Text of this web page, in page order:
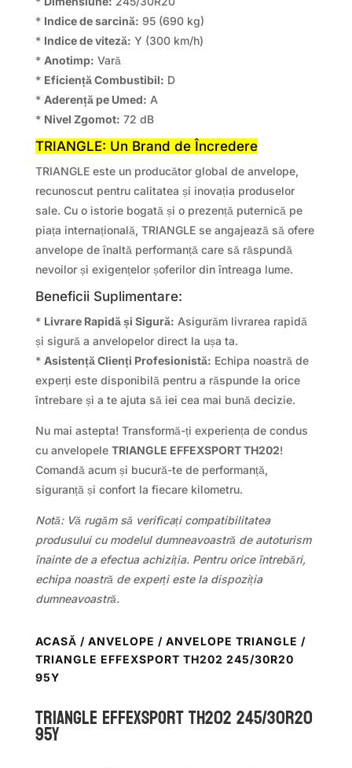
* Indice de sarcină: 95 (690 kg)
* Indice de viteză: Y (300 km/h)
* Anotimp: Vară
* Eficiență Combustibil: D
* Aderență pe Umed: A
* Nivel Zgomot: 72 dB
TRIANGLE: Un Brand de Încredere
TRIANGLE este un producător global de anvelope,
recunoscut pentru calitatea și inovația produselor
sale. Cu o istorie bogată și o prezență puternică pe
piața internațională, TRIANGLE se angajează să ofere
anvelope de înaltă performanță care să răspundă
nevoilor și exigențelor șoferilor din întreaga lume.
Beneficii Suplimentare:
* Livrare Rapidă și Sigură: Asigurăm livrarea rapidă
și sigură a anvelopelor direct la ușa ta.
* Asistență Clienți Profesionistă: Echipa noastră de
experți este disponibilă pentru a răspunde la orice
întrebare și a te ajuta să iei cea mai bună decizie.
Nu mai astepta! Transformă-ți experiența de condus
cu anvelopele TRIANGLE EFFEXSPORT TH202!
Comandă acum și bucură-te de performanță,
siguranță și confort la fiecare kilometru.
Notă: Vă rugăm să verificați compatibilitatea
produsului cu modelul dumneavoastră de autoturism
înainte de a efectua achiziția. Pentru orice întrebări,
echipa noastră de experți este la dispoziția
dumneavoastră.
ACASĂ / ANVELOPE / ANVELOPE TRIANGLE /
TRIANGLE EFFEXSPORT TH202 245/30R20
95Y
TRIANGLE EFFEXSPORT TH202 245/30R20
95Y